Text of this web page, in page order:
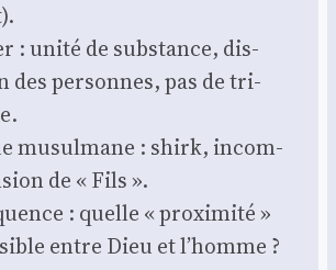
: uni­té de sub­stance, dis­
des per­sonnes, pas de tri-
musul­mane : shirk, incom­
de « Fils ».
: quelle « proxi­mi­té »
entre Dieu et l’homme ?